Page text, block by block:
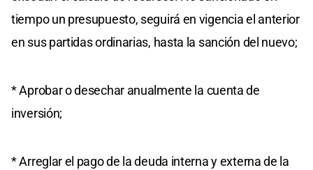
tiempo un presupuesto, seguirá en vigencia el anterior
en sus partidas ordinarias, hasta la sanción del nuevo;
* Aprobar o desechar anualmente la cuenta de
inversión;
* Arreglar el pago de la deuda interna y externa de la